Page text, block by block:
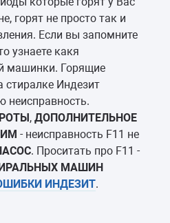
горят не просто так и
Если вы запомните
узнаете какя
машинки. Горящие
стиралке Индезит
неисправность.
, ДОПОЛНИТЕЛЬНОЕ
- неисправность F11 не
. Проситать про F11 -
МАШИН
ИНДЕЗИТ.